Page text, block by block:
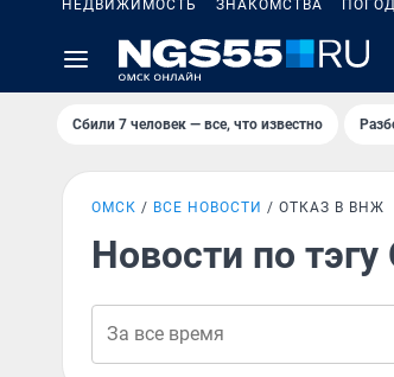
НЕДВИЖИМОСТЬ ЗНАКОМСТВА
Сбили 7 человек — все, что известно
ОМСК ВСЕ НОВОСТИ ОТКАЗ В ВНЖ
Новости по